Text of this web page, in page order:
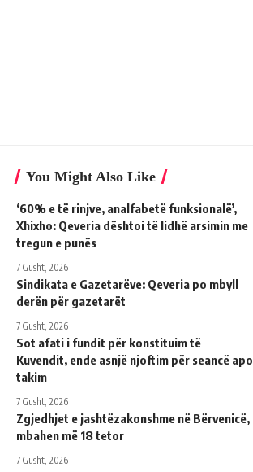
You Might Also Like
‘60% e të rinjve, analfabetë funksionalë’,
Xhixho: Qeveria dështoi të lidhë arsimin me
tregun e punës
7 Gusht, 2026
Sindikata e Gazetarëve: Qeveria po mbyll
derën për gazetarët
7 Gusht, 2026
Sot afati i fundit për konstituim të
Kuvendit, ende asnjë njoftim për seancë apo
takim
7 Gusht, 2026
Zgjedhjet e jashtëzakonshme në Bërvenicë,
mbahen më 18 tetor
7 Gusht, 2026